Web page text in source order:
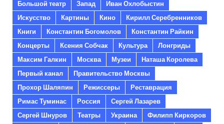
Большой театр
Запад
Иван Охлобыстин
Искусство
Картины Кино
Кирилл Серебренников
Книги
Константин Богомолов
Константин Райкин
Концерты
Ксения Собчак Культура
Лонгриды
Максим Галкин
Москва Музеи
Наташа Королева
Первый канал
Правительство Москвы
Прохор Шаляпин
Режиссеры
Реставрация
Римас Туминас
Россия
Сергей Лазарев
Сергей Шнуров
Театры Украина
Филипп Киркоров